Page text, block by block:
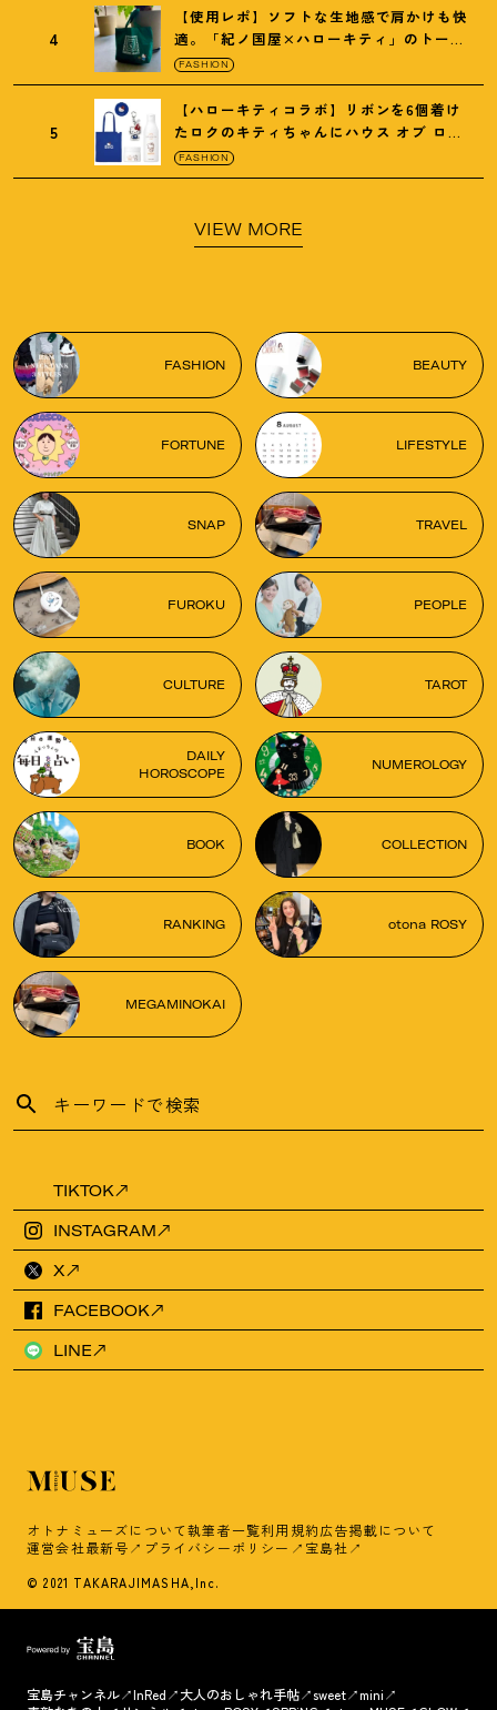
4
【使用レポ】ソフトな生地感で肩かけも快
適。「紀ノ国屋×ハローキティ」のトート
がガシガシ使えて最高です
FASHION
5
【ハローキティコラボ】リボンを6個着け
たロクのキティちゃんにハウス オブ ロー
ゼの限定パケも
FASHION
VIEW MORE
FASHION BEAUTY
FORTUNE LIFESTYLE
SNAP TRAVEL
FUROKU PEOPLE
CULTURE TAROT
DAILY
HOROSCOPE
NUMEROLOGY
BOOK COLLECTION
RANKING otona ROSY
MEGAMINOKAI
TIKTOK
INSTAGRAM
X
FACEBOOK
LINE
オトナミューズについて執筆者一覧利用規約広告掲載について
運営会社最新号 プライバシーポリシー 宝島社
© 2021 TAKARAJIMASHA,Inc.
宝島チャンネル InRed 大人のおしゃれ手帖 sweet
mini